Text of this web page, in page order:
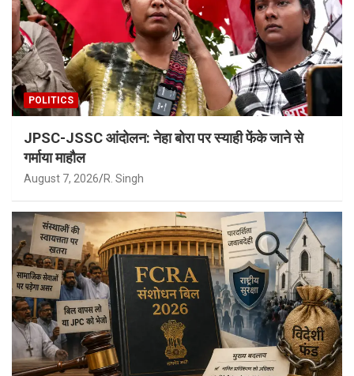
POLITICS
JPSC-JSSC आंदोलन: नेहा बोरा पर स्याही फेंके जाने से
गर्माया माहौल
August 7, 2026 R. Singh